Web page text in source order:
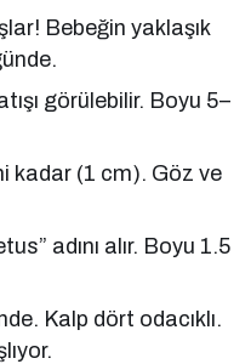
Bebeğin yaklaşık
görülebilir. Boyu 5–
kadar (1 cm). Göz ve
adını alır. Boyu 1.5
Kalp dört odacıklı.